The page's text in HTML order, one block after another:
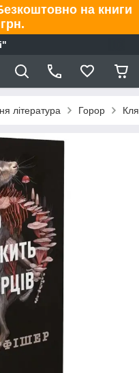
на книги
література Горор